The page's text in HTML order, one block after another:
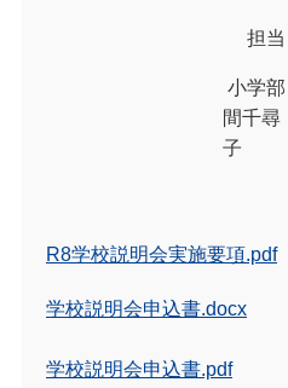
担当
小学
間千
子
R8学校説明会実施要項.pdf
学校説明会申込書.docx
学校説明会申込書.pdf